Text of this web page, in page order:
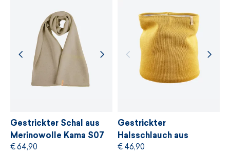
Gestrickter Schal aus
Merinowolle Kama S07
€ 64,90
Gestrickter
Halsschlauch aus
Merinowolle Kama S31
€ 46,90